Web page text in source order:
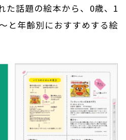
た話題の絵本から、0歳、1
と年齢別におすすめする絵